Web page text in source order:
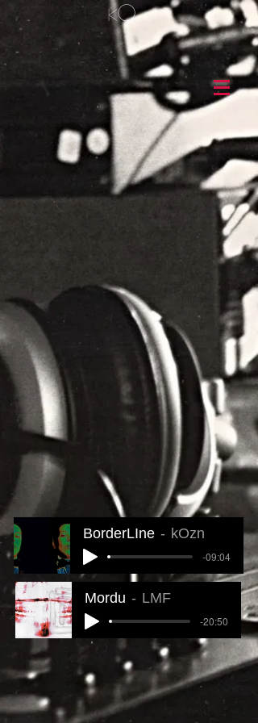
kOz n
BorderLIne kOzn
-09:04
Mordu LMF
-20:50